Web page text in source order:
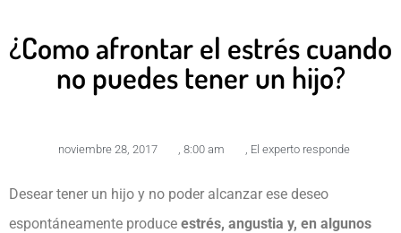
¿Como afrontar el estrés cuando
no puedes tener un hijo?
noviembre 28, 2017 , 8:00 am , El experto responde
Desear tener un hijo y no poder alcanzar ese deseo
espontáneamente produce estrés, angustia y, en algunos